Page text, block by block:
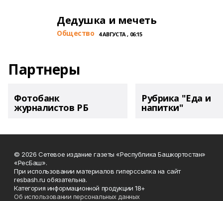
Дедушка и мечеть
Общество 4 АВГУСТА , 06:15
Партнеры
Фотобанк
журналистов РБ
Рубрика "Еда и
напитки"
© 2026 Сетевое издание газеты «Республика Башкортостан»
«РесБаш».
При использовании материалов гиперссылка на сайт
resbash.ru обязательна.
Категория информационной продукции 18+
Об использовании персональных данных